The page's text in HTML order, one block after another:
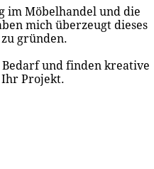
im Möbelhandel und die
mich überzeugt dieses
gründen.
und finden kreative
Projekt.